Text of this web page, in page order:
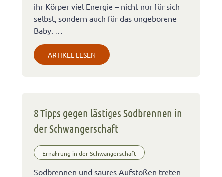
ihr Körper viel Energie – nicht nur für sich
selbst, sondern auch für das ungeborene
Baby. …
ARTIKEL LESEN
8 Tipps gegen lästiges Sodbrennen in
der Schwangerschaft
Ernährung in der Schwangerschaft
Sodbrennen und saures Aufstoßen treten